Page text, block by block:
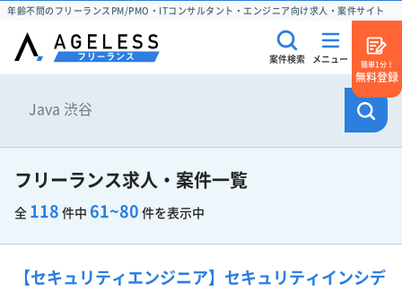
年齢不問のフリーランスPM/PMO・ITコンサルタント・エンジニア向け求人・案件サイト
案件検索 メニュー
簡単1分！
無料登録
フリーランス求人・案件一覧
全 118 件中 61~80 件を表示中
【セキュリティエンジニア】セキュリティインシデ